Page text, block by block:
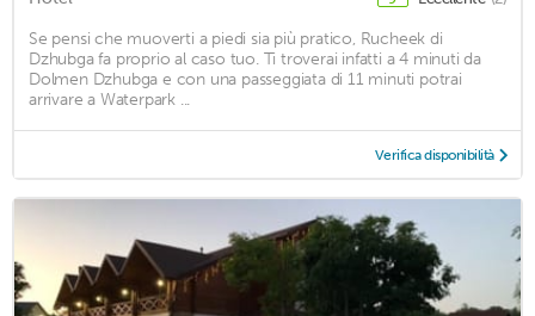
Se pensi che muoverti a piedi sia più pratico, Rucheek di
Dzhubga fa proprio al caso tuo. Ti troverai infatti a 4 minuti da
Dolmen Dzhubga e con una passeggiata di 11 minuti potrai
arrivare a Waterpark ...
Verifica disponibilità